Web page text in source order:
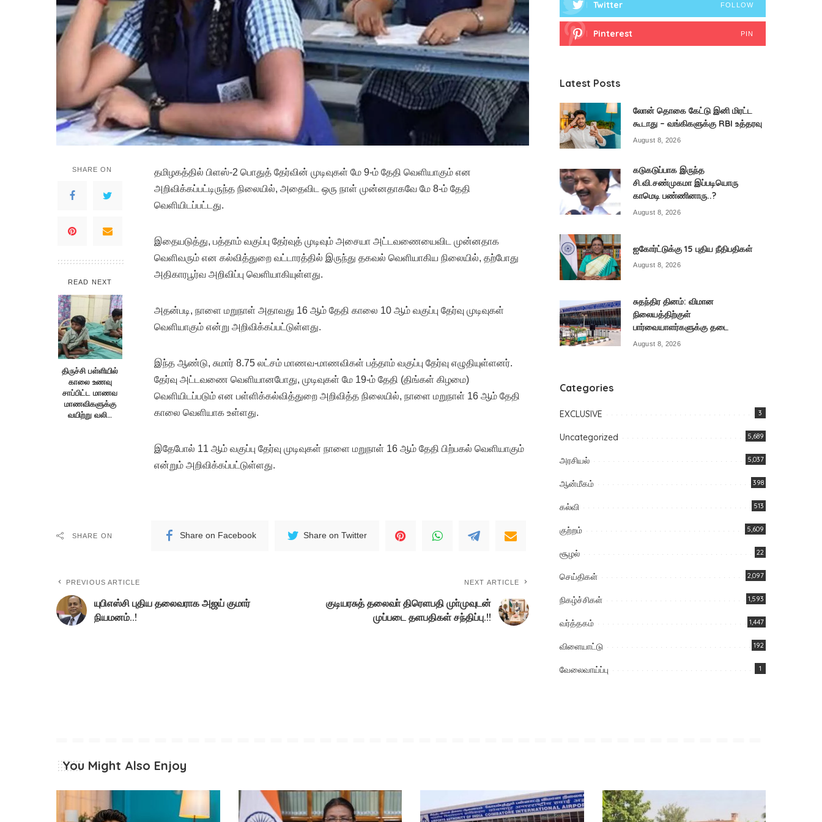
SHARE ON
READ NEXT
திருச்சி பள்ளியில்
காலை உணவு
சாப்பிட்ட மாணவ
மாணவிகளுக்கு
வயிற்று வலி…
தமிழகத்தில் பிளஸ்-2 பொதுத் தேர்வின் முடிவுகள் மே 9-ம் தேதி வெளியாகும் என
அறிவிக்கப்பட்டிருந்த நிலையில், அதைவிட ஒரு நாள் முன்னதாகவே மே 8-ம் தேதி
வெளியிடப்பட்டது.
இதையடுத்து, பத்தாம் வகுப்பு தேர்வுத் முடிவும் அசையா அட்டவணையைவிட முன்னதாக
வெளிவரும் என கல்வித்துறை வட்டாரத்தில் இருந்து தகவல் வெளியாகிய நிலையில், தற்போது
அதிகாரபூர்வ அறிவிப்பு வெளியாகியுள்ளது.
அதன்படி, நாளை மறுநாள் அதாவது 16 ஆம் தேதி காலை 10 ஆம் வகுப்பு தேர்வு முடிவுகள்
வெளியாகும் என்று அறிவிக்கப்பட்டுள்ளது.
இந்த ஆண்டு, சுமார் 8.75 லட்சம் மாணவ-மாணவிகள் பத்தாம் வகுப்பு தேர்வு எழுதியுள்ளனர்.
தேர்வு அட்டவணை வெளியானபோது, முடிவுகள் மே 19-ம் தேதி (திங்கள் கிழமை)
வெளியிடப்படும் என பள்ளிக்கல்வித்துறை அறிவித்த நிலையில், நாளை மறுநாள் 16 ஆம் தேதி
காலை வெளியாக உள்ளது.
இதேபோல் 11 ஆம் வகுப்பு தேர்வு முடிவுகள் நாளை மறுநாள் 16 ஆம் தேதி பிற்பகல் வெளியாகும்
என்றும் அறிவிக்கப்பட்டுள்ளது.
SHARE ON Share on Facebook Share on Twitter
PREVIOUS ARTICLE
யுபிஎஸ்சி புதிய தலைவராக அஜய் குமார்
நியமனம்..!
NEXT ARTICLE
குடியரசுத் தலைவா் திரெளபதி முா்முவுடன்
முப்படை தளபதிகள் சந்திப்பு.!!
Twitter FOLLOW
Pinterest PIN
Latest Posts
லோன் தொகை கேட்டு இனி மிரட்ட
கூடாது – வங்கிகளுக்கு RBI உத்தரவு
August 8, 2026
கடுகடுப்பாக இருந்த
சி.வி.சண்முகமா இப்படியொரு
காமெடி பண்ணினாரு..?
August 8, 2026
ஐகோர்ட்டுக்கு 15 புதிய நீதிபதிகள்
August 8, 2026
சுதந்திர தினம்: விமான
நிலையத்திற்குள்
பார்வையாளர்களுக்கு தடை
August 8, 2026
Categories
EXCLUSIVE 3
Uncategorized 5,689
அரசியல் 5,037
ஆன்மீகம் 398
கல்வி 513
குற்றம் 5,609
சூழல் 22
செய்திகள் 2,097
நிகழ்ச்சிகள் 1,593
வர்த்தகம் 1,447
விளையாட்டு 192
வேலைவாய்ப்பு 1
You Might Also Enjoy